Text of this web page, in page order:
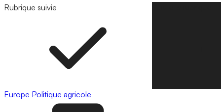
Rubrique suivie
Europe Politique agricole